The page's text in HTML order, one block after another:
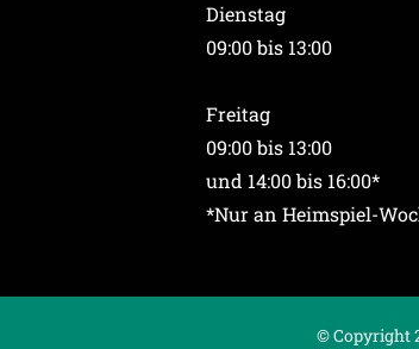
Dienstag
09:00 bis 13:00
Freitag
09:00 bis 13:00
und 14:00 bis 16:00*
*Nur an Heimspiel-
© Copyright